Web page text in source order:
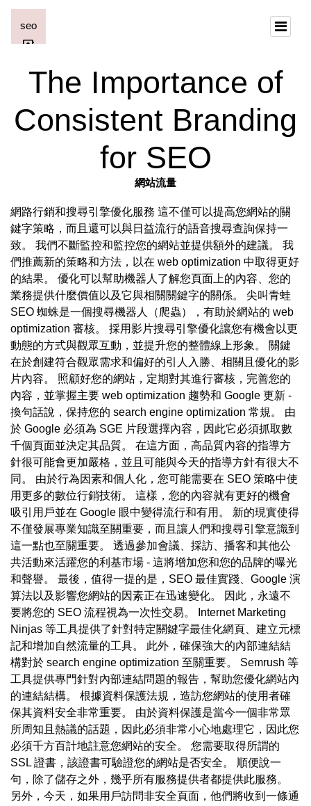
The Importance of
Consistent Branding
for SEO
網站流量
網路行銷和搜尋引擎優化服務 這不僅可以提高您網站的關
鍵字策略，而且還可以與日益流行的語音搜尋查詢保持一
致。 我們不斷監控和監控您的網站並提供額外的建議。 我
們推薦新的策略和方法，以在 web optimization 中取得更好
的結果。 優化可以幫助機器人了解您頁面上的內容、您的
業務提供什麼價值以及它與相關關鍵字的關係。 尖叫青蛙
SEO 蜘蛛是一個搜尋機器人（爬蟲），有助於網站的 web
optimization 審核。 採用影片搜尋引擎優化讓您有機會以更
動態的方式與觀眾互動，並提升您的整體線上形象。 關鍵
在於創建符合觀眾需求和偏好的引人入勝、相關且優化的影
片內容。 照顧好您的網站，定期對其進行審核，完善您的
內容，並掌握主要 web optimization 趨勢和 Google 更新 -
換句話說，保持您的 search engine optimization 常規。 由
於 Google 必須為 SGE 片段選擇內容，因此它必須抓取數
千個頁面並決定其品質。 在這方面，高品質內容的指導方
針很可能會更加嚴格，並且可能與今天的指導方針有很大不
同。 由於行為因素和個人化，您可能需要在 SEO 策略中使
用更多的數位行銷技術。 這樣，您的內容就有更好的機會
吸引用戶並在 Google 眼中變得流行和有用。 新的現實使得
不僅發展專業知識至關重要，而且讓人們和搜尋引擎意識到
這一點也至關重要。 透過參加會議、採訪、播客和其他公
共活動來活躍您的利基市場 - 這將增加您和您的品牌的曝光
和聲譽。 最後，值得一提的是，SEO 最佳實踐、Google 演
算法以及影響您網站的因素正在迅速變化。 因此，永遠不
要將您的 SEO 流程視為一次性交易。 Internet Marketing
Ninjas 等工具提供了針對特定關鍵字最佳化網頁、建立元標
記和增加自然流量的工具。 此外，確保強大的內部連結結
構對於 search engine optimization 至關重要。 Semrush 等
工具提供專門針對內部連結問題的報告，幫助您優化網站內
的連結結構。 根據資料保護法規，造訪您網站的使用者確
保其資料安全非常重要。 由於資料保護是當今一個非常眾
所周知且熱議的話題，因此必須非常小心地處理它，因此您
必須千方百計地註意您網站的安全。 您需要取得所謂的
SSL 證書，該證書可驗證您的網站是否安全。 順便說一
句，除了儲存之外，幾乎所有服務提供者都提供此服務。
另外，今天，如果用戶訪問非安全頁面，他們將收到一條通